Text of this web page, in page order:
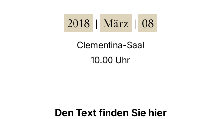
العربيّة
中文
2018 März 08
Clementina-Saal
10.00 Uhr
Den Text finden Sie hier